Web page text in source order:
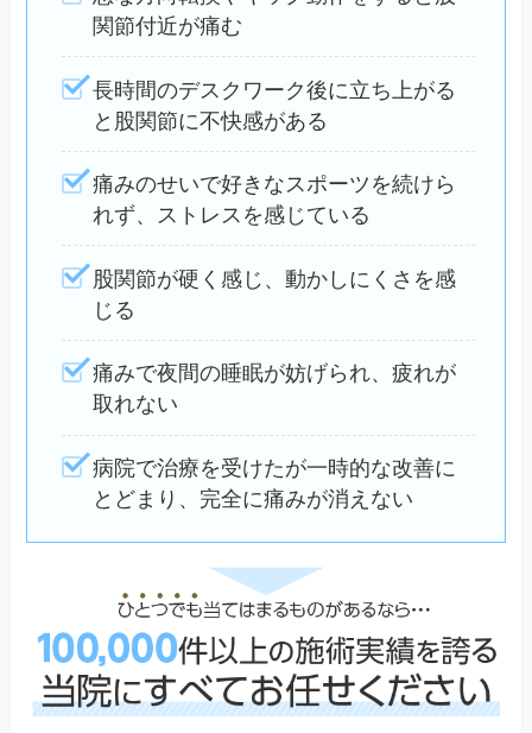
関節付近が痛む
長時間のデスクワーク後に立ち上がる
と股関節に不快感がある
痛みのせいで好きなスポーツを続けら
れず、ストレスを感じている
股関節が硬く感じ、動かしにくさを感
じる
痛みで夜間の睡眠が妨げられ、疲れが
取れない
病院で治療を受けたが一時的な改善に
とどまり、完全に痛みが消えない